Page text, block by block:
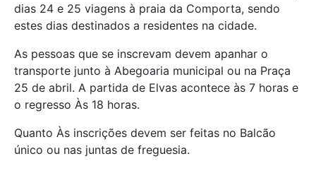
dias 24 e 25 viagens à praia da Comporta, sendo
estes dias destinados a residentes na cidade.
As pessoas que se inscrevam devem apanhar o
transporte junto à Abegoaria municipal ou na Praça
25 de abril. A partida de Elvas acontece às 7 horas e
o regresso Às 18 horas.
Quanto Às inscrições devem ser feitas no Balcão
único ou nas juntas de freguesia.